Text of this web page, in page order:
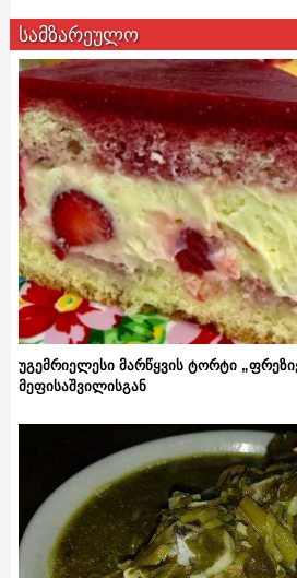
სამზარეულო
უგემრიელესი მარწყვის ტორტი
მეფისაშვილისგან